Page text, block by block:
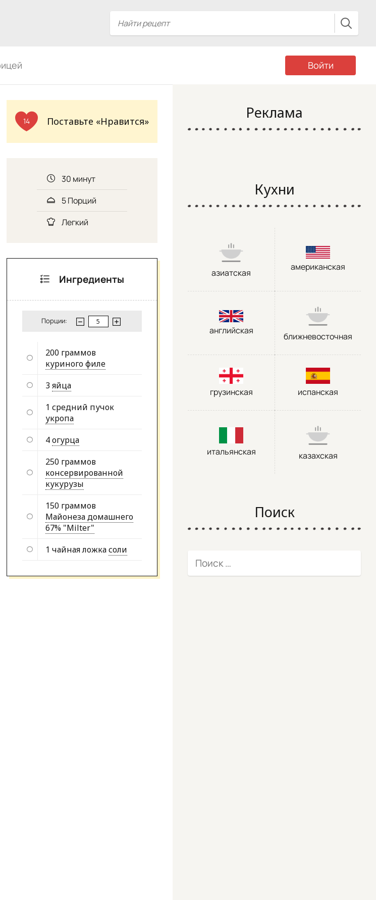
Войти
14 Поставьте «Нравится»
30 минут
5 Порций
Легкий
Ингредиенты
Порции:
200 граммов
куриного филе
3 яйца
1 средний пучок
укропа
4огурца
250 граммов
консервированной
кукурузы
150 граммов
Майонеза домашнего
67% "Milter"
1 чайная ложкасоли
Реклама
Кухни
азиатская
американская
английская
ближневосточная
грузинская испанская
итальянская казахская
Поиск